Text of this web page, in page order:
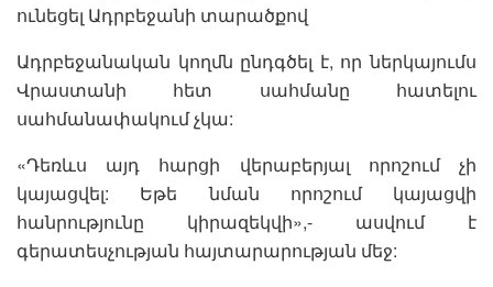
ունեցել Ադրբեջանի տարածքով
Ադրբեջանական կողմն ընդգծել է, որ ներկայումս
Վրաստանի հետ սահմանը հատելու
սահմանափակում չկա:
«Դեռևս այդ հարցի վերաբերյալ որոշում չի
կայացվել: Եթե նման որոշում կայացվի
հանրությունը կիրազեկվի»,- ասվում է
գերատեսչության հայտարարության մեջ: